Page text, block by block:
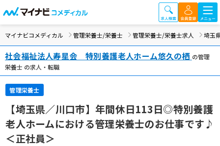
マイナビコメディカル 管理栄養士/栄養士 管理栄養士/栄養士求人 埼玉
社会福祉法人寿星会 特別養護老人ホーム悠久の栖 の管理
栄養士 の求人・転職
管理栄養士
【埼玉県／川口市】年間休日113日◎特別養護
老人ホームにおける管理栄養士のお仕事です♪
＜正社員＞